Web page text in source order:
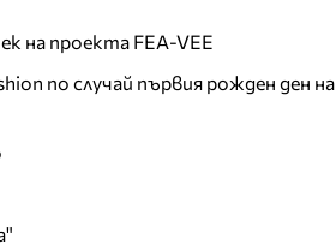
на проекта FEA-VEE
по случай първия рожден ден на